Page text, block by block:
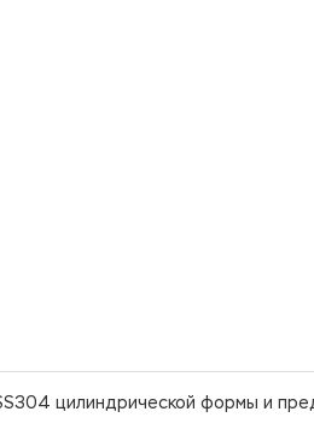
цилиндрической формы и